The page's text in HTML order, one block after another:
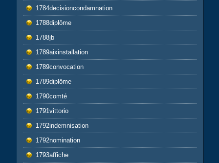
1784decisioncondamnation
1788diplôme
1788jb
1789aixinstallation
1789convocation
1789diplôme
1790comté
1791vittorio
1792indemnisation
1792nomination
1793affiche